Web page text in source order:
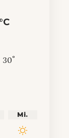
°C
30°
Mi.